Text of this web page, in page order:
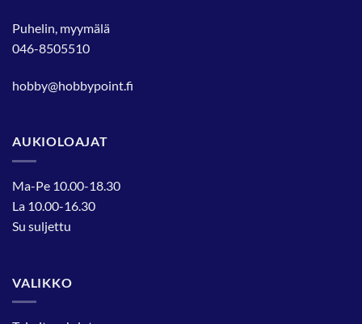
Puhelin, myymälä
046-8505510
hobby@hobbypoint.fi
AUKIOLOAJAT
Ma-Pe 10.00-18.30
La 10.00-16.30
Su suljettu
VALIKKO